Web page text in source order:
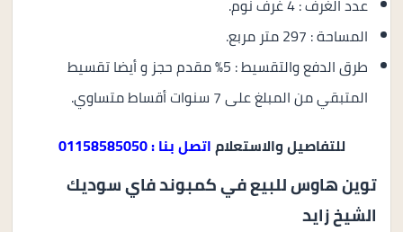
عدد الغرف : 4 غرف نوم.
المساحة : 297 متر مربع.
طرق الدفع والتقسيط : 5% مقدم حجز و أيضا تقسيط
المتبقي من المبلغ على 7 سنوات أقساط متساوي.
للتفاصيل والاستعلاماتصل بنا : 01158585050
توين هاوس للبيع في كمبوند فاي سوديك
الشيخ زايد